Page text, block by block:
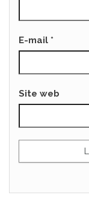
E-mail *
Site web